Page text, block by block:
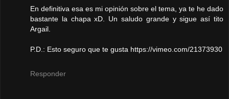
En definitiva esa es mi opinión sobre el tema, ya te he dado
bastante la chapa xD. Un saludo grande y sigue así tito
Argail.
P.D.: Esto seguro que te gusta https://vimeo.com/21373930
Responder